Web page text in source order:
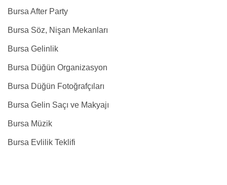
Bursa After Party
Bursa Söz, Nişan Mekanları
Bursa Gelinlik
Bursa Düğün Organizasyon
Bursa Düğün Fotoğrafçıları
Bursa Gelin Saçı ve Makyajı
Bursa Müzik
Bursa Evlilik Teklifi